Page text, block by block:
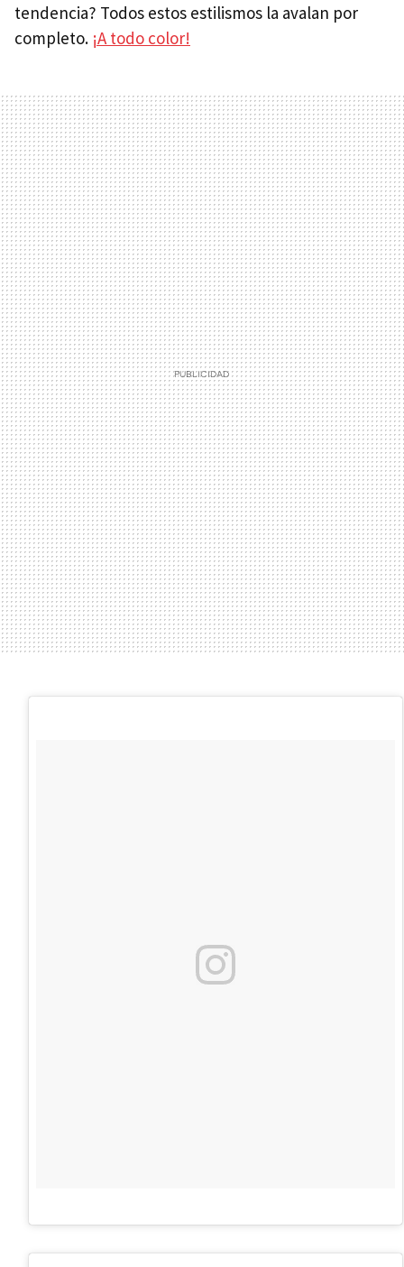
tendencia? Todos estos estilismos la avalan por
completo. ¡A todo color!